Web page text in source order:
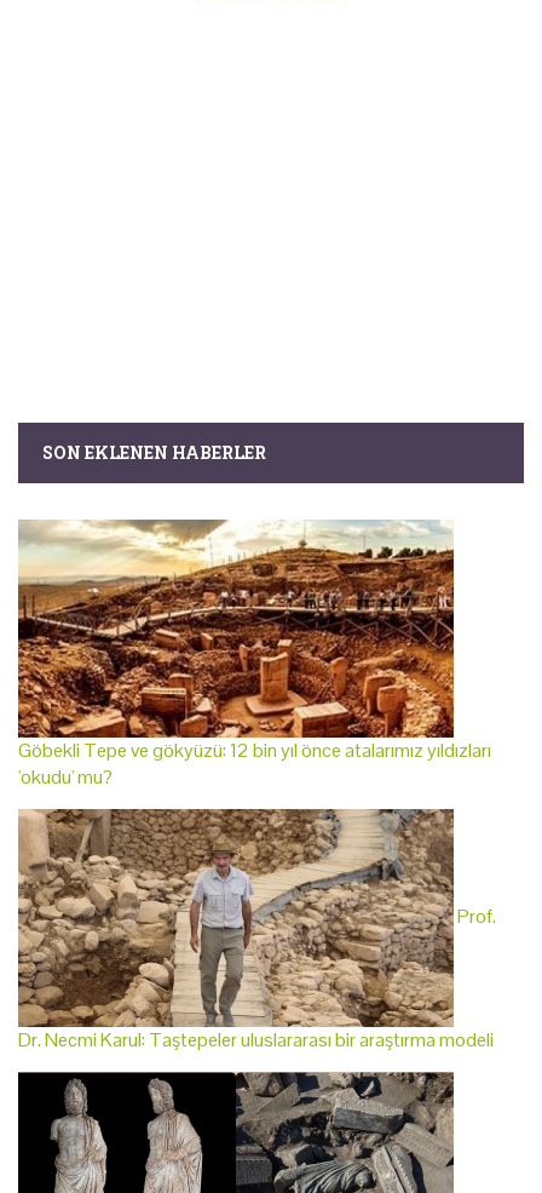
SON EKLENEN HABERLER
Göbekli Tepe ve gökyüzü: 12 bin yıl önce atalarımız yıldızları
'okudu' mu?
Prof.
Dr. Necmi Karul: Taştepeler uluslararası bir araştırma modeli